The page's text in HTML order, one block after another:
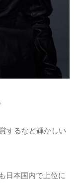
するなど輝かしい
日本国内で上位に